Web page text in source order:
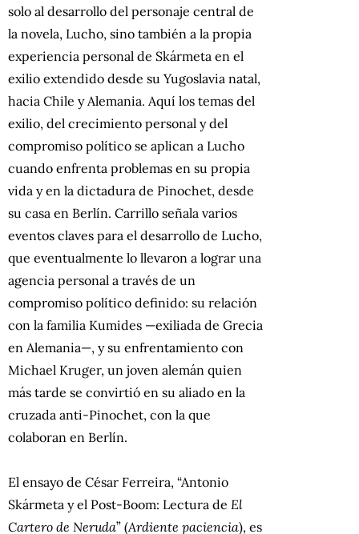
solo al desarrollo del personaje central de
la novela, Lucho, sino también a la propia
experiencia personal de Skármeta en el
exilio extendido desde su Yugoslavia natal,
hacia Chile y Alemania. Aquí los temas del
exilio, del crecimiento personal y del
compromiso político se aplican a Lucho
cuando enfrenta problemas en su propia
vida y en la dictadura de Pinochet, desde
su casa en Berlín. Carrillo señala varios
eventos claves para el desarrollo de Lucho,
que eventualmente lo llevaron a lograr una
agencia personal a través de un
compromiso político definido: su relación
con la familia Kumides —exiliada de Grecia
en Alemania—, y su enfrentamiento con
Michael Kruger, un joven alemán quien
más tarde se convirtió en su aliado en la
cruzada anti-Pinochet, con la que
colaboran en Berlín.
El ensayo de César Ferreira, “Antonio
Skármeta y el Post-Boom: Lectura de El
Cartero de Neruda” (Ardiente paciencia), es